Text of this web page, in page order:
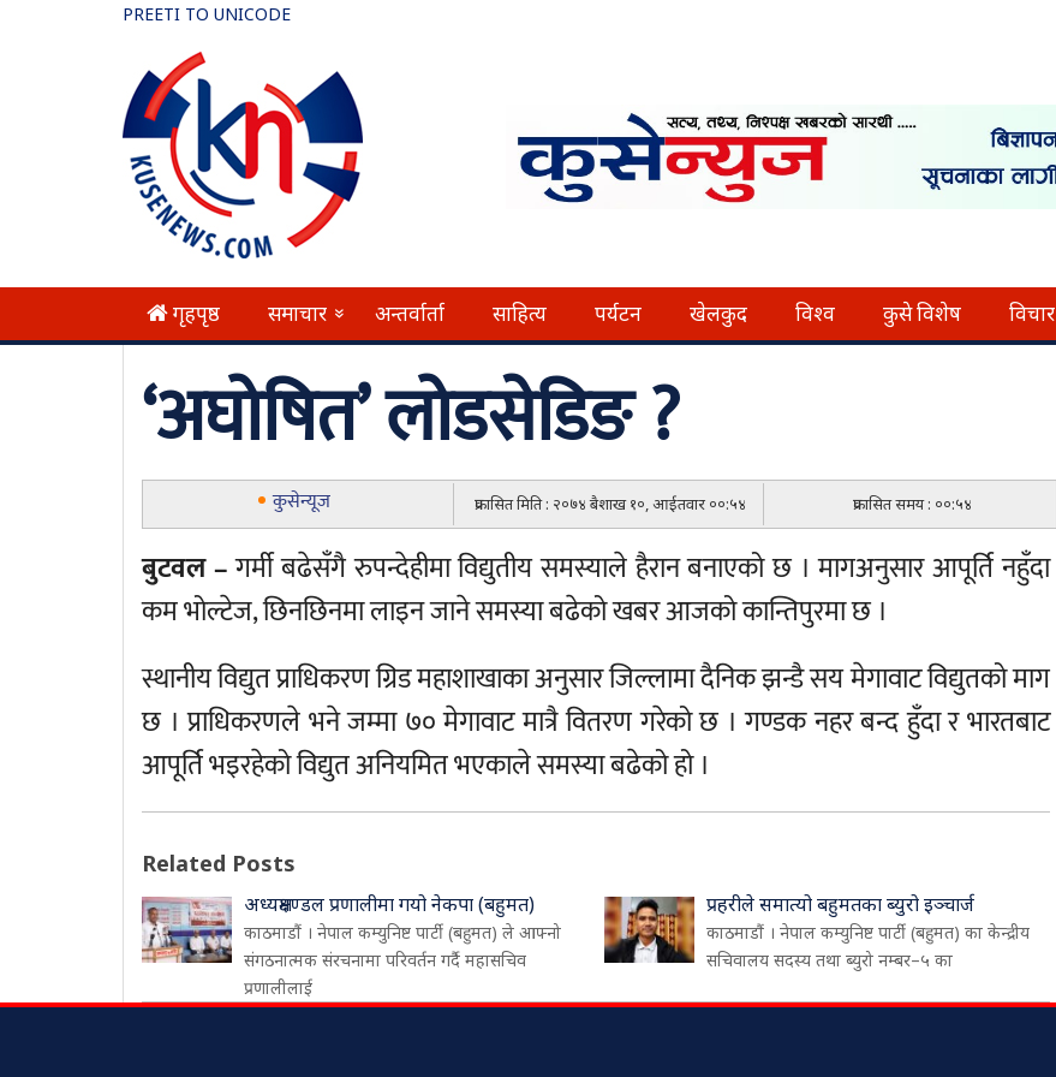
PREETI TO UNICODE
गृहपृष्ठ समाचार » अन्तर्वार्ता साहित्य पर्यटन खेलकुद विश्व कुसे विशेष विचार
‘अघोषित’ लोडसेडिङ ?
कुसेन्यूज प्रकासित मिति : २०७४ बैशाख १०, आईतवार ००:५४ प्रकासित समय : ००:५४
बुटवल –गर्मी बढेसँगै रुपन्देहीमा विद्युतीय समस्याले हैरान बनाएको छ । मागअनुसार आपूर्ति नहुँदा
कम भोल्टेज, छिनछिनमा लाइन जाने समस्या बढेको खबर आजको कान्तिपुरमा छ ।
स्थानीय विद्युत प्राधिकरण ग्रिड महाशाखाका अनुसार जिल्लामा दैनिक झन्डै सय मेगावाट विद्युतको माग
छ । प्राधिकरणले भने जम्मा ७० मेगावाट मात्रै वितरण गरेको छ । गण्डक नहर बन्द हुँदा र भारतबाट
आपूर्ति भइरहेको विद्युत अनियमित भएकाले समस्या बढेको हो ।
Related Posts
अध्यक्षमण्डल प्रणालीमा गयो नेकपा (बहुमत)
काठमाडौं । नेपाल कम्युनिष्ट पार्टी (बहुमत) ले आफ्नो
संगठनात्मक संरचनामा परिवर्तन गर्दै महासचिव
प्रणालीलाई
प्रहरीले समात्यो बहुमतका ब्युरो इञ्चार्ज
काठमाडौं । नेपाल कम्युनिष्ट पार्टी (बहुमत) का केन्द्रीय
सचिवालय सदस्य तथा ब्युरो नम्बर–५ का